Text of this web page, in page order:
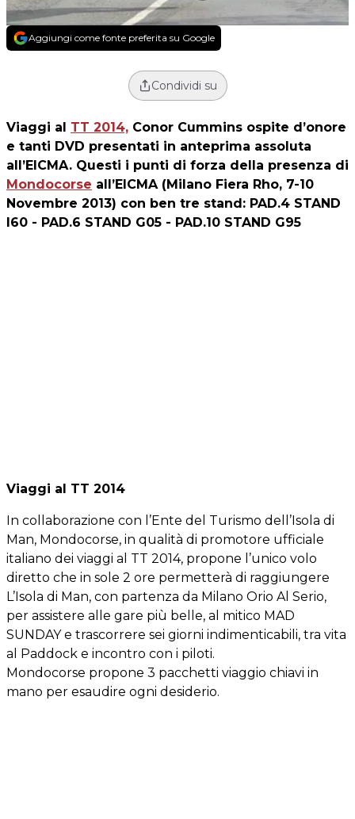
Aggiungi come fonte preferita su Google
Condividi su
Viaggi al TT 2014, Conor Cummins ospite d’onore
e tanti DVD presentati in anteprima assoluta
all’EICMA. Questi i punti di forza della presenza di
Mondocorse all’EICMA (Milano Fiera Rho, 7-10
Novembre 2013) con ben tre stand: PAD.4 STAND
I60 - PAD.6 STAND G05 - PAD.10 STAND G95
Viaggi al TT 2014
In collaborazione con l’Ente del Turismo dell’Isola di
Man, Mondocorse, in qualità di promotore ufficiale
italiano dei viaggi al TT 2014, propone l’unico volo
diretto che in sole 2 ore permetterà di raggiungere
L’Isola di Man, con partenza da Milano Orio Al Serio,
per assistere alle gare più belle, al mitico MAD
SUNDAY e trascorrere sei giorni indimenticabili, tra vita
al Paddock e incontro con i piloti.
Mondocorse propone 3 pacchetti viaggio chiavi in
mano per esaudire ogni desiderio.